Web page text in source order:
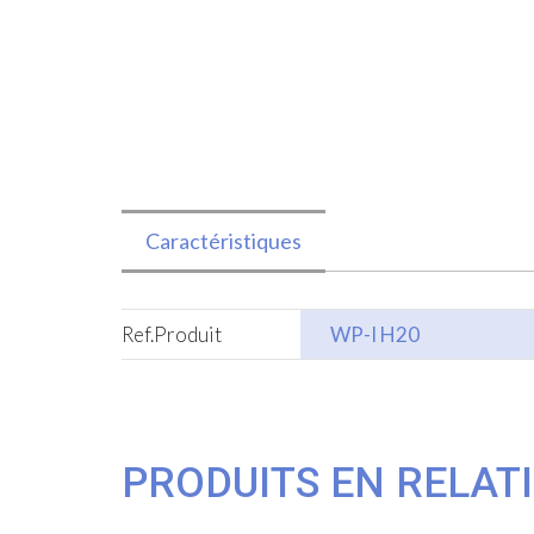
Caractéristiques
Ref.Produit WP-I H20
PRODUITS EN